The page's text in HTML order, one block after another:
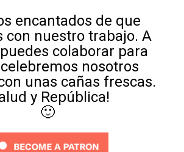
encantados de que
con nuestro trabajo. A
colaborar para
nosotros
unas cañas frescas.
y República!
🙂